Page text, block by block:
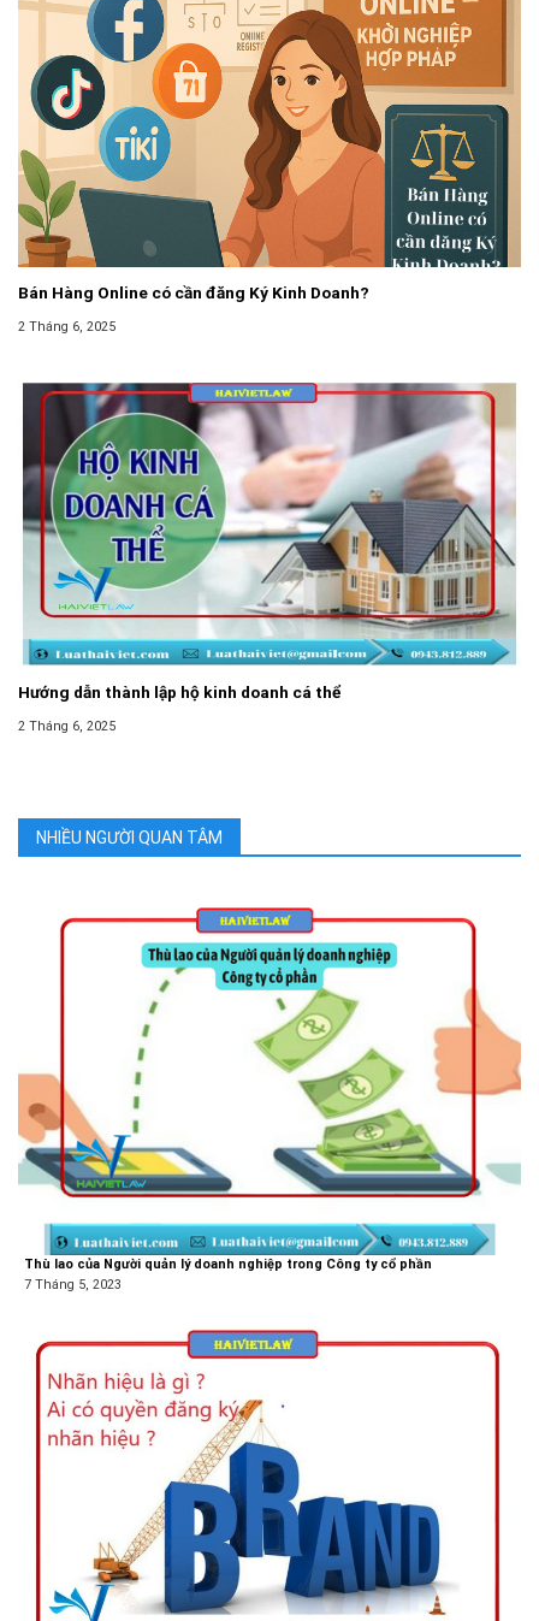
Bán Hàng Online có cần đăng Ký Kinh Doanh?
2 Tháng 6, 2025
Hướng dẫn thành lập hộ kinh doanh cá thể
2 Tháng 6, 2025
NHIỀU NGƯỜI QUAN TÂM
Thù lao của Người quản lý doanh nghiệp trong Công ty cổ phần
7 Tháng 5, 2023